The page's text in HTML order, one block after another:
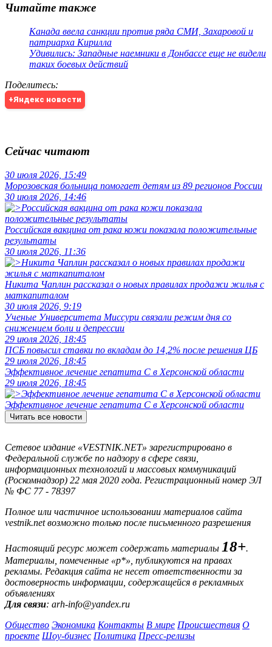
Читайте также
Канада ввела санкции против ряда СМИ, Захаровой и
патриарха Кирилла
Удивились: Западные наемники в Донбассе еще не видели
таких боевых действий
Поделитесь:
+Яндекс новости
Сейчас читают
30 июля 2026, 15:49
Морозовская больница помогает детям из 89 регионов России
30 июля 2026, 14:46
Российская вакцина от рака кожи показала положительные
результаты
30 июля 2026, 11:36
Никита Чаплин рассказал о новых правилах продажи жилья с
маткапиталом
30 июля 2026, 9:19
Ученые Университета Миссури связали режим дня со
снижением боли и депрессии
29 июля 2026, 18:45
ПСБ повысил ставки по вкладам до 14,2% после решения ЦБ
29 июля 2026, 18:45
Эффективное лечение гепатита C в Херсонской области
29 июля 2026, 18:45
Эффективное лечение гепатита C в Херсонской области
Читать все новости
Сетевое издание «VESTNIK.NET» зарегистрировано в
Федеральной службе по надзору в сфере связи,
информационных технологий и массовых коммуникаций
(Роскомнадзор) 22 мая 2020 года. Регистрационный номер ЭЛ
№ ФС 77 - 78397
Полное или частичное использовании материалов сайта
vestnik.net возможно только после письменного разрешения
Настоящий ресурс может содержать материалы 18+.
Материалы, помеченные «р*», публикуются на правах
рекламы. Редакция сайта не несет ответственности за
достоверность информации, содержащейся в рекламных
объявлениях
Для связи: arh-info@yandex.ru
Общество Экономика Контакты В мире Происшествия О
проекте Шоу-бизнес Политика Пресс-релизы